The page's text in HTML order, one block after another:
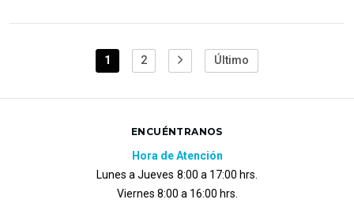
1 2 Último
ENCUÉNTRANOS
Hora de Atención
Lunes a Jueves 8:00 a 17:00 hrs.
Viernes 8:00 a 16:00 hrs.